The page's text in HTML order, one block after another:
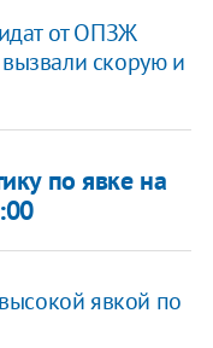
от ОПЗЖ
вызвали скорую и
по явке на
явкой по